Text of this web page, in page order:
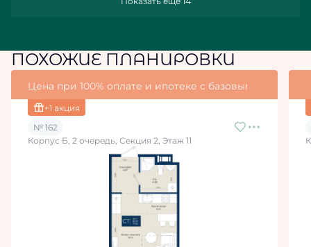
ПОХОЖИЕ ПЛАНИРОВКИ
Цена при 100% оплате и ипотеке с базовыми
+1 акция
№ 162
Корпус Б, 2 очередь, Секция 2, Этаж 11